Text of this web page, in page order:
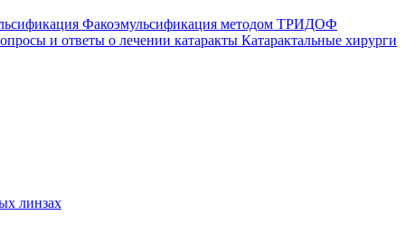
Факоэмульсификация методом ТРИДОФ
и ответы о лечении катаракты Катарактальные хирурги
линзах